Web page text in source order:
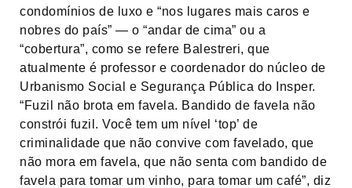
condomínios de luxo e “nos lugares mais caros e
nobres do país” — o “andar de cima” ou a
“cobertura”, como se refere Balestreri, que
atualmente é professor e coordenador do núcleo de
Urbanismo Social e Segurança Pública do Insper.
“Fuzil não brota em favela. Bandido de favela não
constrói fuzil. Você tem um nível ‘top’ de
criminalidade que não convive com favelado, que
não mora em favela, que não senta com bandido de
favela para tomar um vinho, para tomar um café”, diz